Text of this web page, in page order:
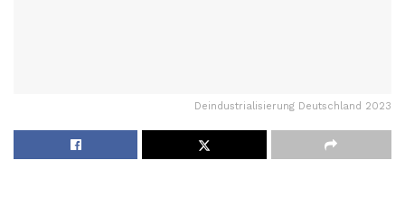
Deindustrialisierung Deutschland 2023